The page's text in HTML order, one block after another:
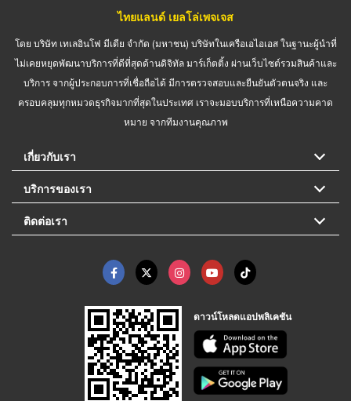
ไทยแลนด์ เยลโล่เพจเจส
โดย บริษัท เทเลอินโฟ มีเดีย จำกัด (มหาชน) บริษัทในเครือเอไอเอส ในฐานะผู้นำที่
ไม่เคยหยุดพัฒนาบริการที่ดีที่สุดด้านดิจิทัล มาร์เก็ตติ้ง ผ่านเว็บไซต์รวมสินค้าและ
บริการ จากผู้ประกอบการที่เชื่อถือได้ มีการตรวจสอบและยืนยันตัวตนจริง และ
ครอบคลุมทุกหมวดธุรกิจมากที่สุดในประเทศ เราจะมอบบริการที่เหนือความคาด
หมาย จากทีมงานคุณภาพ
เกี่ยวกับเรา
บริการของเรา
ติดต่อเรา
ดาวน์โหลดแอปพลิเคชัน